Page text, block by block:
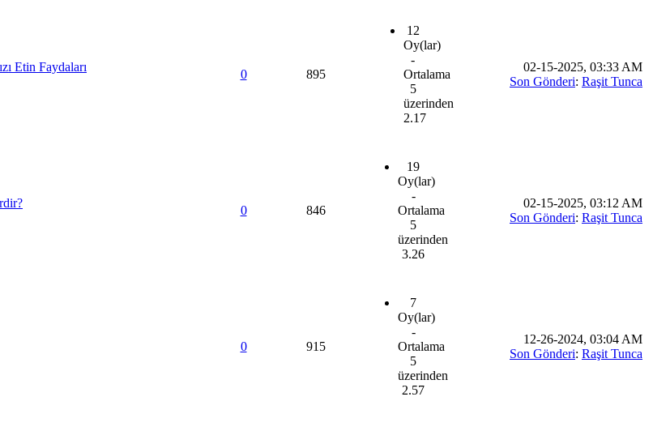
Etin Faydaları
0 895
12
Oy(lar)
-
Ortalama
5
üzerinden
2.17
02-15-2025, 03:33 AM
Son Gönderi: Raşit Tunca
0 846
19
Oy(lar)
-
Ortalama
5
üzerinden
3.26
02-15-2025, 03:12 AM
Son Gönderi: Raşit Tunca
0 915
7
Oy(lar)
-
Ortalama
5
üzerinden
2.57
12-26-2024, 03:04 AM
Son Gönderi: Raşit Tunca